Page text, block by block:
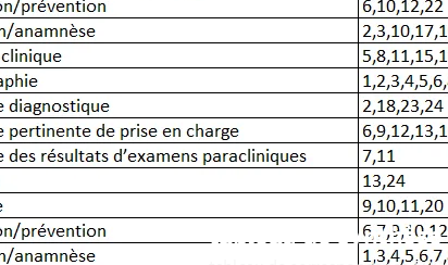
tableau de synthèse